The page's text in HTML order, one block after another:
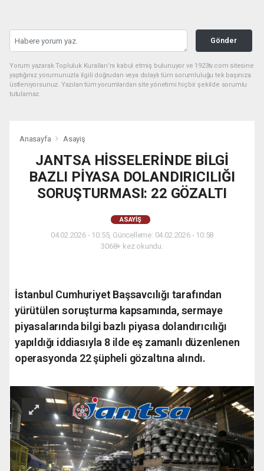
Gönder
Yorum yazarak Topluluk Kuralları’nı kabul etmiş bulunuyor ve 1923tv.com sitesine
yaptığınız yorumunuzla ilgili doğrudan veya dolaylı tüm sorumluluğu tek başınıza
üstleniyorsunuz. Yazılan tüm yorumlardan site yönetimi hiçbir şekilde sorumlu
tutulamaz.
Anasayfa Asayiş
JANTSA HİSSELERİNDE BİLGİ
BAZLI PİYASA DOLANDIRICILIĞI
SORUŞTURMASI: 22 GÖZALTI
ASAYIŞ
04.02.2026 - 10:55, Güncelleme: 04.02.2026 - 10:58
3068+ kez okundu.
İstanbul Cumhuriyet Başsavcılığı tarafından
yürütülen soruşturma kapsamında, sermaye
piyasalarında bilgi bazlı piyasa dolandırıcılığı
yapıldığı iddiasıyla 8 ilde eş zamanlı düzenlenen
operasyonda 22 şüpheli gözaltına alındı.